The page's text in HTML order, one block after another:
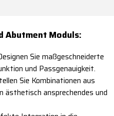
Abutment Moduls:
Sie maßgeschneiderte
und Passgenauigkeit.
Sie Kombinationen aus
ästhetisch ansprechendes und